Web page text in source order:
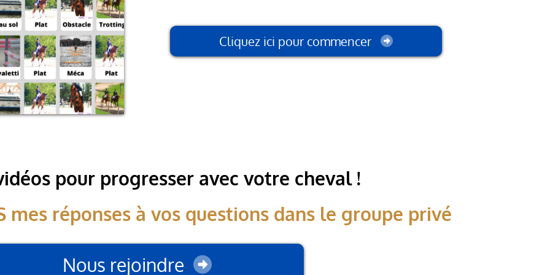
Cliquez ici pour commencer
pour progresser avec votre cheval !
mes réponses à vos questions dans le groupe privé
Nous rejoindre